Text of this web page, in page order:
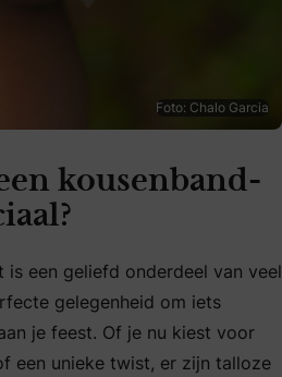
Foto: Chalo Garcia
kousenband-
is een geliefd onderdeel van veel
gelegenheid om iets
je feest. Of je nu kiest voor
een unieke twist, er zijn talloze